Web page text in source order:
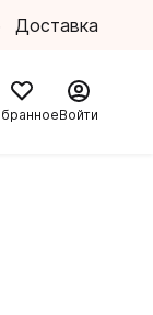
Доставка
Войти